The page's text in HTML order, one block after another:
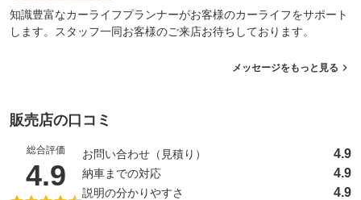
知識豊富なカーライフプランナーがお客様のカーライフをサポート
します。スタッフ一同お客様のご来店お待ちしております。
メッセージをもっと見る
販売店の口コミ
総合評価
4.9 （5点満点中）
お問い合わせ（見積り） 4.9
納車までの対応 4.9
説明の分かりやすさ 4.9